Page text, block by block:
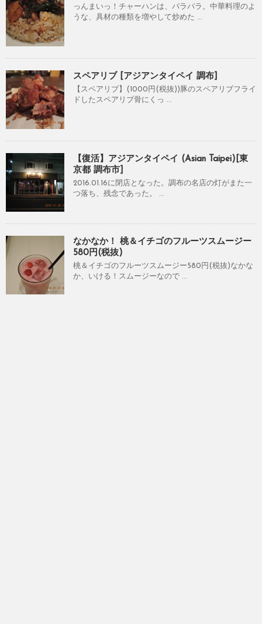
っんまいっ！チャーハンは、パラパラ。中華料理のよ
うな、具材の種類を増やして炒めた ...
スペアリブ [アジアンタイペイ 調布]
【スペアリブ】(1000円(税抜))豚のスペアリブフライ
ドしたスペアリブ骨にくっ ...
【復活】アジアンタイペイ (Asian Taipei)[東
京都 調布市]
2016.01.16に閉店となった。調布の名店の灯がまた一
つ落ち、残念であった。 ...
なかなか！ 桃＆イチゴのフルーツスムージー
580円(税抜)
桃＆イチゴのフルーツスムージー580円(税抜)なかな
か、いける！スムージーなので ...